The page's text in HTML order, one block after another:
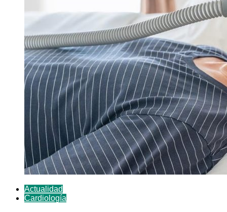
Actualidad
Cardiología